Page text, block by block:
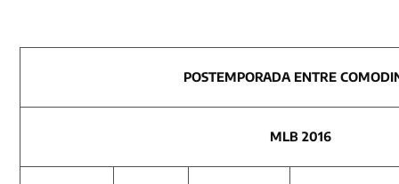
POSTEMPORADA ENTRE
MLB 2016